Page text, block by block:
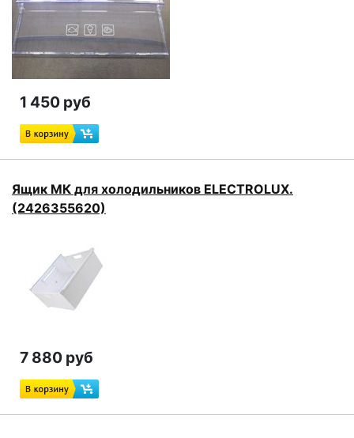
1 450 руб
Ящик МК для холодильников ELECTROLUX.
(2426355620)
7 880 руб